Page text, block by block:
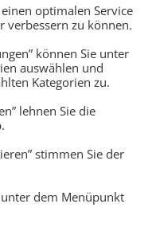
optimalen Service
verbessern zu können.
können Sie unter
auswählen und
Kategorien zu.
lehnen Sie die
stimmen Sie der
dem Menüpunkt